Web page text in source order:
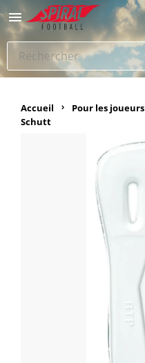

Accueil Pour les joueurs
Schutt